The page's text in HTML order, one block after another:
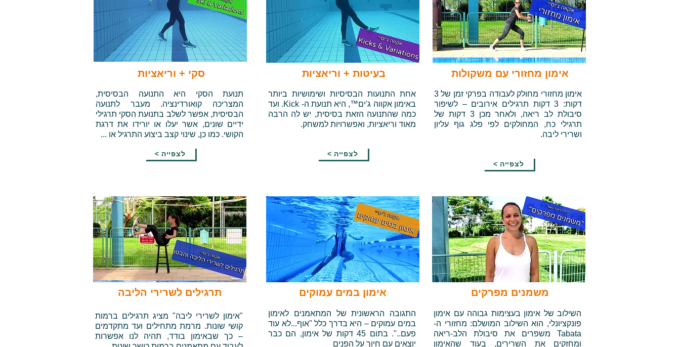
תנועת הסקי היא התנועה הבסיסית,
המצריכה קואורדינציה. מעבר לתנועה
הבסיסית, אפשר לשלב בתנועת הסקי תרגילי
ידיים שונים, אשר יעלו או יורידו את דרגת
הקושי. כמו כן, שינוי קצב ביצוע התרגיל או ...
< לצפייה
סקי + וריאציות
תרגילים לשרירי הליבה
"אימון לשרירי ליבה" מציג תרגילים ברמות
קושי שונות. מרמת מתחילים ועד מתקדמים
– כך שבאימון בודד, תהיה לנו אפשרות
בעיטות + וריאציות
אחת התנועות הבסיסיות ושימושיות ביותר
באימון אקווה ג'ים™, היא תנועת ה- Kick. ועד
כמה שהתנועה הזאת בסיסית, יש לה הרבה
מאוד וריאציות, ואפשרויות למשחק.
< לצפייה
אימון מחזורי עם משקולות
אימון מחזורי מחולק לעבודה בפרקי זמן של 3
דקות: 3 דקות תרגילים אירובים – לשיפור
סיבולת לב ריאה, ולאחר מכן 3 דקות של
תרגילי כח, המחולקים לפי פלג גוף עליון
ושרירי ליבה.
< לצפייה
אימון במים עמוקים
התגובה הראשונית של המתאמנים לאימון
במים עמוקים – היא בדרך כלל "אוף...לא עוד
פעם..". בתום 45 דקות של אימון, הם כבר
יוצאים עם חיוך על הפנים
השילוב של אימון בעצימות גבוהה עם אימון
פונקציונלי, הוא השילוב המושלם: מחזורי ה-
Tabata משפרים את סיבולת הלב-ריאה
ומחזקים את השרירים, בעוד שהאימון
משמנים מפרקים